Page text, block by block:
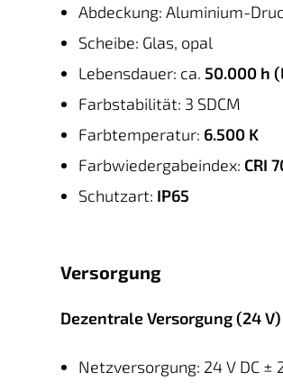
Abdeckung: Aluminium-
Scheibe: Glas, opal
Lebensdauer: ca. 50.000 h
Farbstabilität: 3 SDCM
Farbtemperatur: 6.500 K
Farbwiedergabeindex: CRI
Schutzart: IP65
Versorgung
Dezentrale Versorgung (24 V)
Netzversorgung: 24 V DC ±